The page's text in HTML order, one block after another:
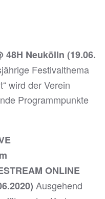
48H Neukölln (19.06.
Festivalthema
wird der Verein
Programmpunkte
ONLINE
Ausgehend